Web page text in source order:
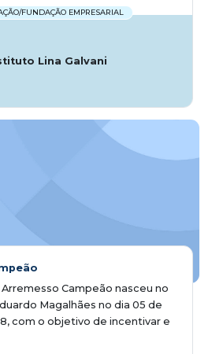
FUNDAÇÃO EMPRESARIAL
Lina Galvani
Campeão nasceu no
Magalhães no dia 05 de
com o objetivo de incentivar e